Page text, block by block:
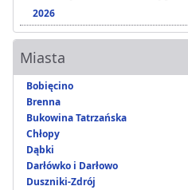
2026
Miasta
Bobięcino
Brenna
Bukowina Tatrzańska
Chłopy
Dąbki
Darłówko i Darłowo
Duszniki-Zdrój